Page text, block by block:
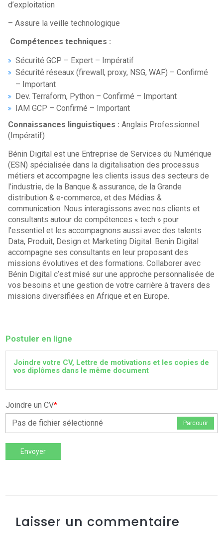
d’exploitation
– Assure la veille technologique
Compétences techniques :
Sécurité GCP – Expert – Impératif
Sécurité réseaux (firewall, proxy, NSG, WAF) – Confirmé
– Important
Dev. Terraform, Python – Confirmé – Important
IAM GCP – Confirmé – Important
Connaissances linguistiques : Anglais Professionnel
(Impératif)
Bénin Digital est une Entreprise de Services du Numérique
(ESN) spécialisée dans la digitalisation des processus
métiers et accompagne les clients issus des secteurs de
l’industrie, de la Banque & assurance, de la Grande
distribution & e-commerce, et des Médias &
communication. Nous interagissons avec nos clients et
consultants autour de compétences « tech » pour
l’essentiel et les accompagnons aussi avec des talents
Data, Produit, Design et Marketing Digital. Benin Digital
accompagne ses consultants en leur proposant des
missions évolutives et des formations. Collaborer avec
Bénin Digital c’est misé sur une approche personnalisée de
vos besoins et une gestion de votre carrière à travers des
missions diversifiées en Afrique et en Europe.
Postuler en ligne
Joindre votre CV, Lettre de motivations et les copies de
vos diplômes dans le même document
Joindre un CV*
Pas de fichier sélectionné
Parcourir
Envoyer
Laisser un commentaire